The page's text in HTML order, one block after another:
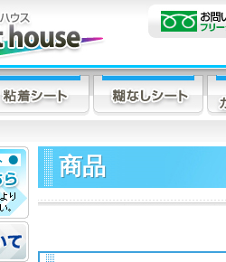
商品